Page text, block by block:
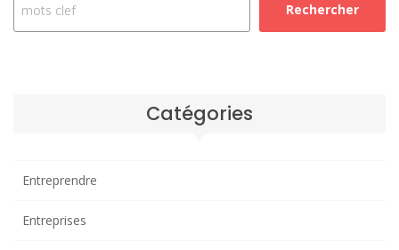
Rechercher
Catégories
Entreprendre
Entreprises